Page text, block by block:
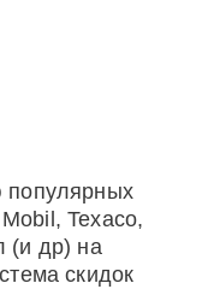
популярных
Texaco,
(и др) на
скидок